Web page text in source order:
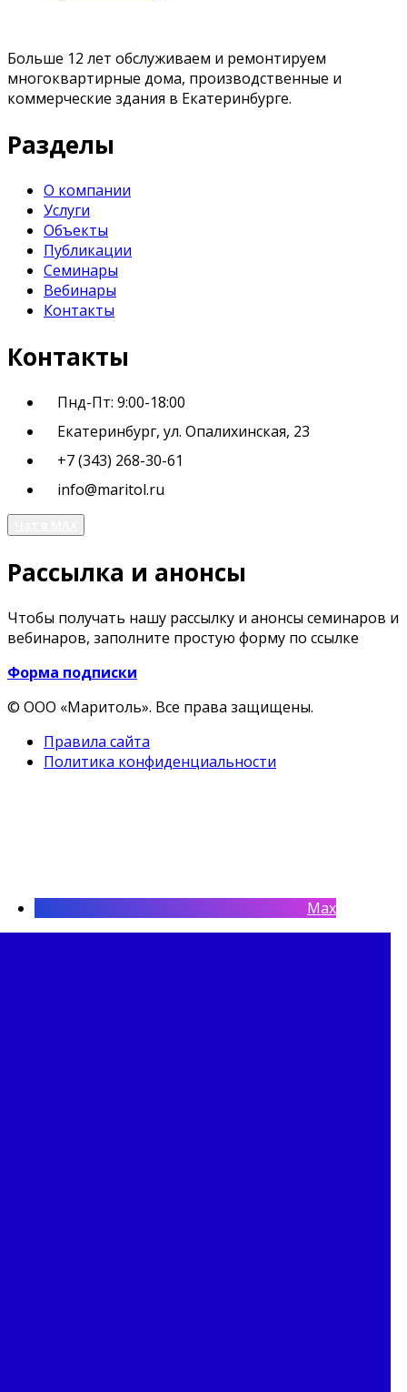
Больше 12 лет обслуживаем и ремонтируем
многоквартирные дома, производственные и
коммерческие здания в Екатеринбурге.
Разделы
О компании
Услуги
Объекты
Публикации
Семинары
Вебинары
Контакты
Контакты
Пнд-Пт: 9:00-18:00
Екатеринбург, ул. Опалихинская, 23
+7 (343) 268-30-61
info@maritol.ru
Рассылка и анонсы
Чтобы получать нашу рассылку и анонсы семинаров и
вебинаров, заполните простую форму по ссылке
Форма подписки
© ООО «Маритоль». Все права защищены.
Правила сайта
Политика конфиденциальности
Max